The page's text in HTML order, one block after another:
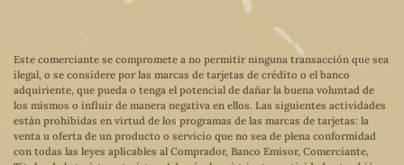
Este comerciante se compromete a no permitir ninguna transacción que sea
ilegal, o se considere por las marcas de tarjetas de crédito o el banco
adquiriente, que pueda o tenga el potencial de dañar la buena voluntad de
los mismos o influir de manera negativa en ellos. Las siguientes actividades
están prohibidas en virtud de los programas de las marcas de tarjetas: la
venta u oferta de un producto o servicio que no sea de plena conformidad
con todas las leyes aplicables al Comprador, Banco Emisor, Comerciante,